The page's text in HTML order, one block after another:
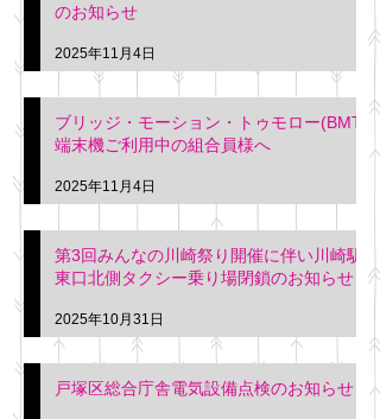
のお知らせ
2025年11月4日
ブリッジ・モーション・トゥモロー(BMT)
端末機ご利用中の組合員様へ
2025年11月4日
第3回みんなの川崎祭り開催に伴い川崎駅
東口北側タクシー乗り場閉鎖のお知らせ
2025年10月31日
戸塚区総合庁舎電気設備点検のお知らせ